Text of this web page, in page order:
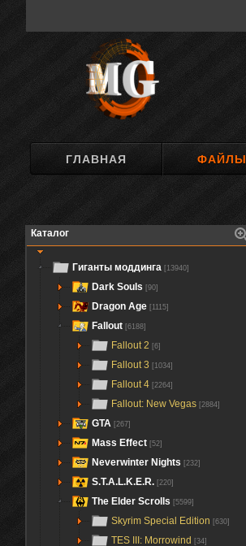
ГЛАВНАЯ ФАЙЛЫ
Каталог
Гиганты моддинга [13940]
Dark Souls [90]
Dragon Age [1115]
Fallout [6188]
Fallout 2 [6]
Fallout 3 [1034]
Fallout 4 [2264]
Fallout: New Vegas [2884]
GTA [267]
Mass Effect [52]
Neverwinter Nights [232]
S.T.A.L.K.E.R. [220]
The Elder Scrolls [5599]
Skyrim Special Edition [630]
TES III: Morrowind [34]